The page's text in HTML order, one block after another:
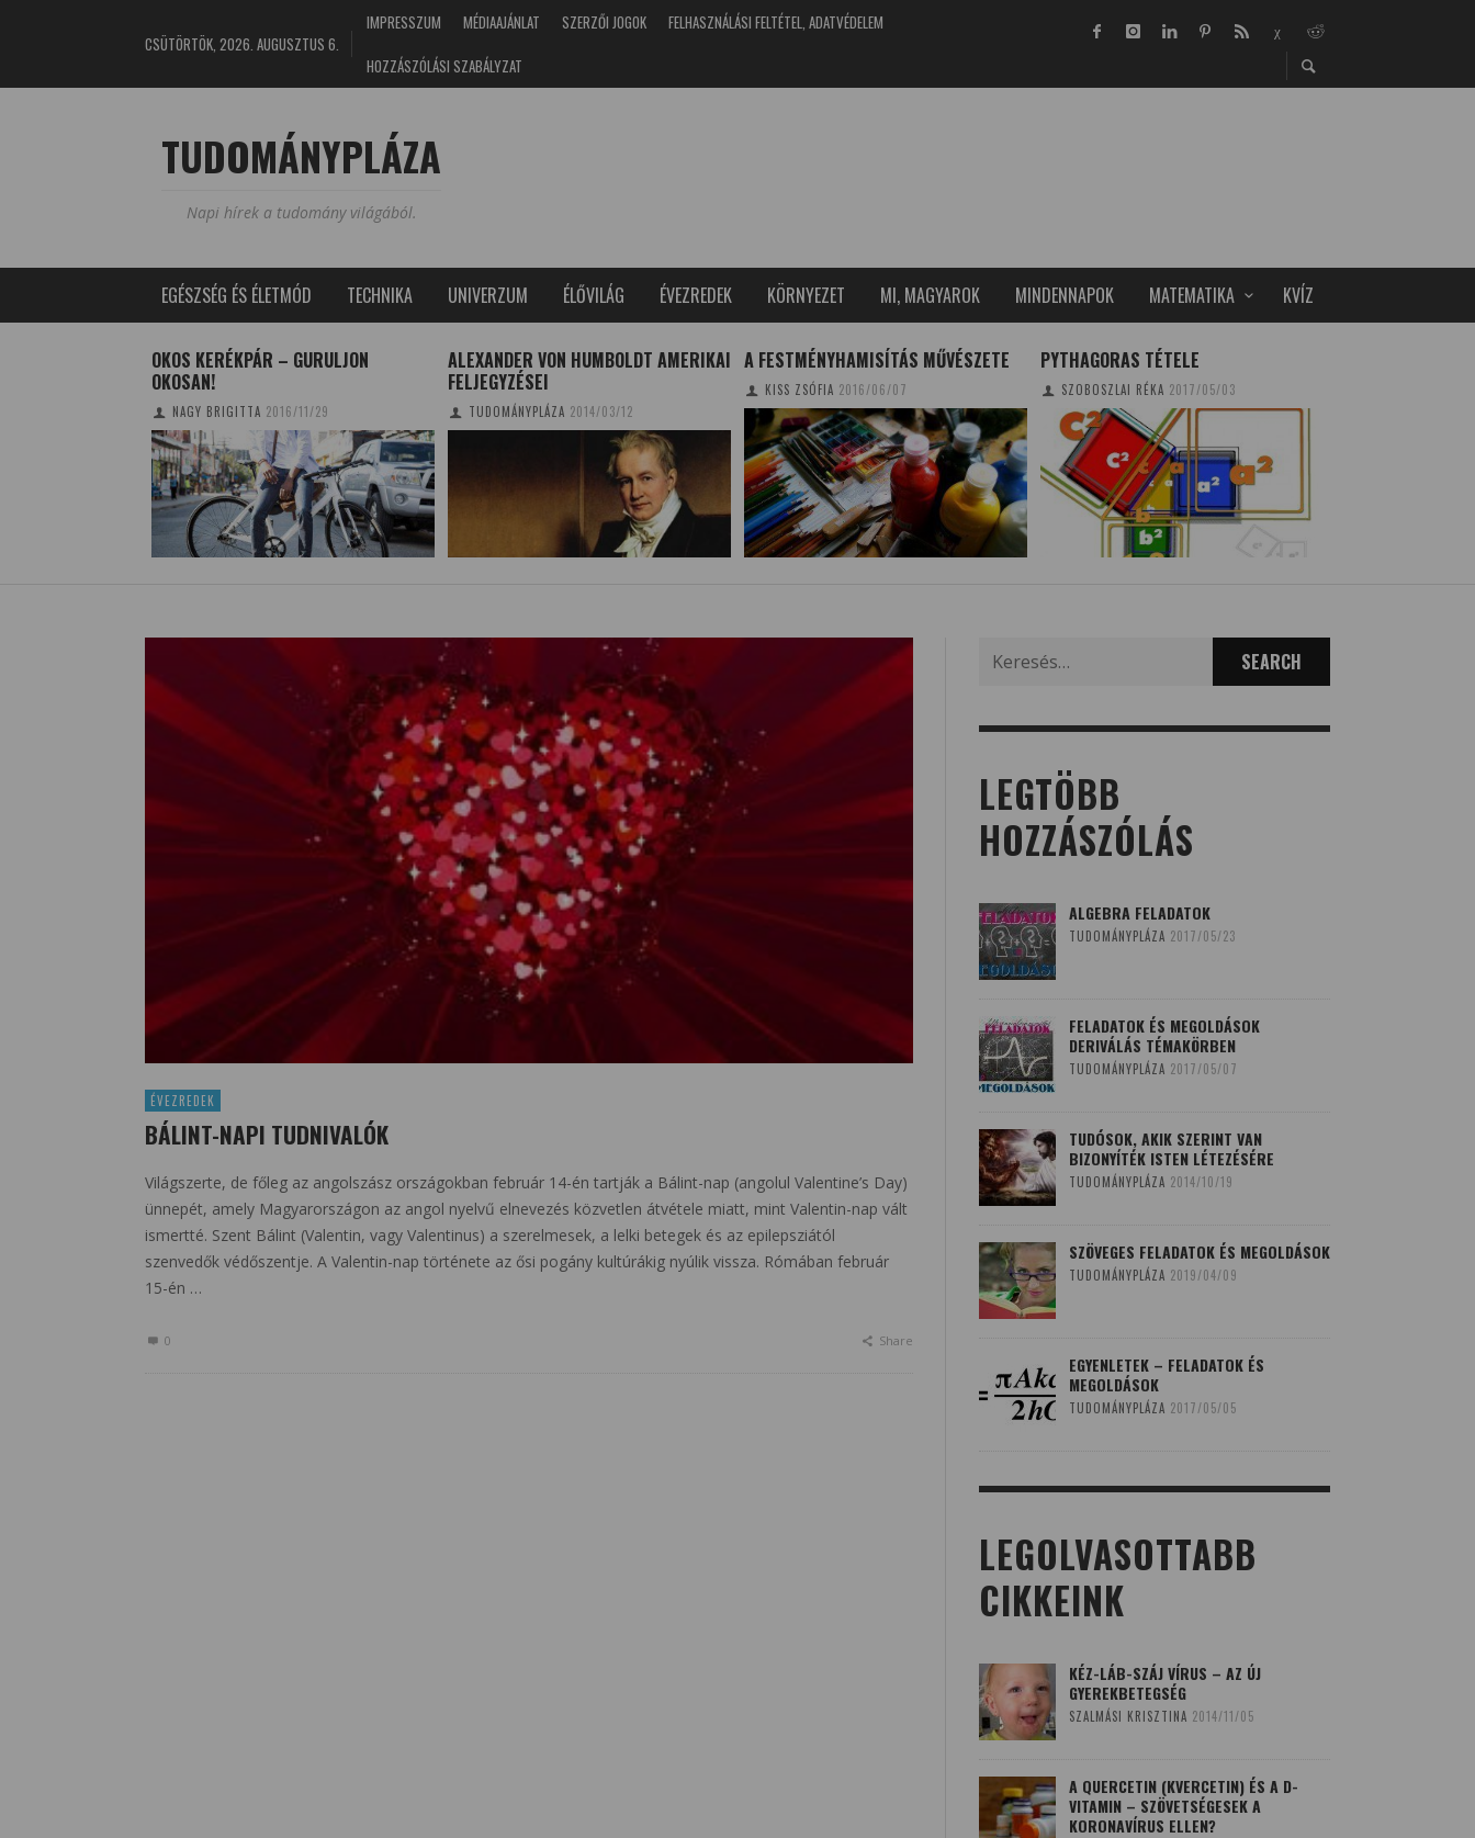
CSÜTÖRTÖK, 2026. AUGUSZTUS 6.
IMPRESSZUM MÉDIAAJÁNLAT SZERZŐI JOGOK
FELHASZNÁLÁSI FELTÉTEL, ADATVÉDELEM
HOZZÁSZÓLÁSI SZABÁLYZAT
TUDOMÁNYPLÁZA
Napi hírek a tudomány világából.
EGÉSZSÉG ÉS ÉLETMÓD TECHNIKA UNIVERZUM ÉLŐVILÁG ÉVEZREDEK KÖRNYEZET MI, MAGYAROK MINDENNAPOK MATEMATIKA KVÍZ
OKOS KERÉKPÁR – GURULJON
OKOSAN!
NAGY BRIGITTA 2016/11/29
ALEXANDER VON HUMBOLDT AMERIKAI
FELJEGYZÉSEI
TUDOMÁNYPLÁZA 2014/03/12
A FESTMÉNYHAMISÍTÁS MŰVÉSZETE
KISS ZSÓFIA 2016/06/07
PYTHAGORAS TÉTELE
SZOBOSZLAI RÉKA 2017/05/03
ÉVEZREDEK
BÁLINT-NAPI TUDNIVALÓK
Világszerte, de főleg az angolszász országokban február 14-én tartják a Bálint-nap (angolul Valentine’s Day)
ünnepét, amely Magyarországon az angol nyelvű elnevezés közvetlen átvétele miatt, mint Valentin-nap vált
ismertté. Szent Bálint (Valentin, vagy Valentinus) a szerelmesek, a lelki betegek és az epilepsziától
szenvedők védőszentje. A Valentin-nap története az ősi pogány kultúrákig nyúlik vissza. Rómában február
15-én …
0 Share
for:
LEGTÖBB
HOZZÁSZÓLÁS
ALGEBRA FELADATOK
TUDOMÁNYPLÁZA 2017/05/23
FELADATOK ÉS MEGOLDÁSOK
DERIVÁLÁS TÉMAKÖRBEN
TUDOMÁNYPLÁZA 2017/05/07
TUDÓSOK, AKIK SZERINT VAN
BIZONYÍTÉK ISTEN LÉTEZÉSÉRE
TUDOMÁNYPLÁZA 2014/10/19
SZÖVEGES FELADATOK ÉS MEGOLDÁSOK
TUDOMÁNYPLÁZA 2019/04/09
EGYENLETEK – FELADATOK ÉS
MEGOLDÁSOK
TUDOMÁNYPLÁZA 2017/05/05
LEGOLVASOTTABB
CIKKEINK
KÉZ-LÁB-SZÁJ VÍRUS – AZ ÚJ
GYEREKBETEGSÉG
SZALMÁSI KRISZTINA 2014/11/05
A QUERCETIN (KVERCETIN) ÉS A D-
VITAMIN – SZÖVETSÉGESEK A
KORONAVÍRUS ELLEN?